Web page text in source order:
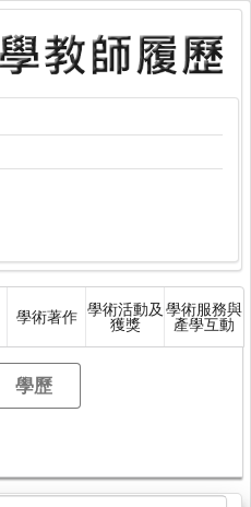
學術著作 學術活動及
獲獎
學術服務與
產學互動
學歷